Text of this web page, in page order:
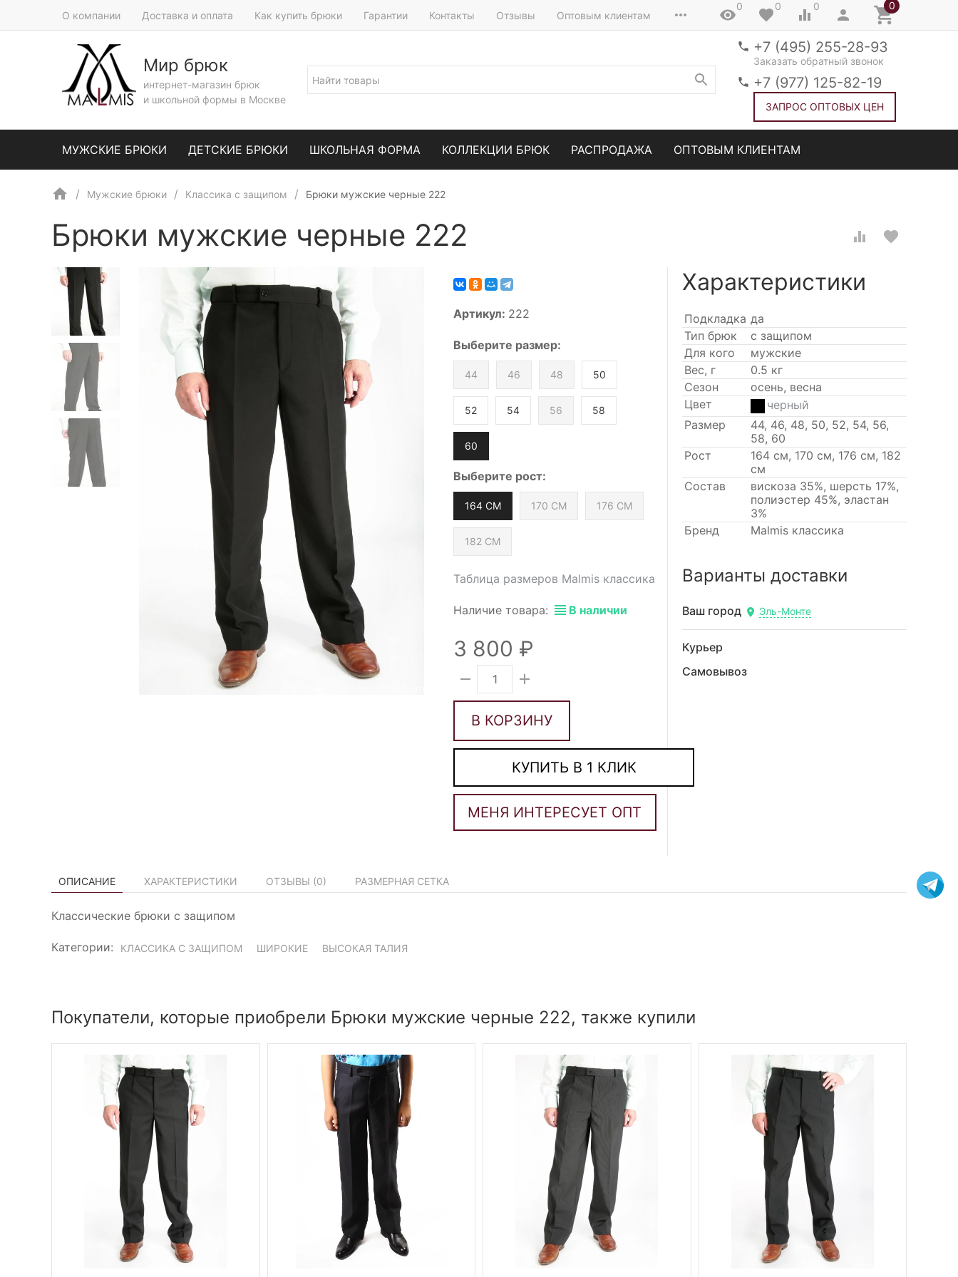
О компании Доставка и оплата Как купить брюки Гарантии Контакты Отзывы Оптовым клиентам
0 0 0 0
Мир брюк
интернет-магазин брюк
и школьной формы в Москве
+7 (495) 255-28-93
Заказать обратный звонок
+7 (977) 125-82-19
ЗАПРОС ОПТОВЫХ ЦЕН
МУЖСКИЕ БРЮКИ ДЕТСКИЕ БРЮКИ ШКОЛЬНАЯ ФОРМА КОЛЛЕКЦИИ БРЮК РАСПРОДАЖА ОПТОВЫМ КЛИЕНТАМ
Мужские брюки Классика с защипом Брюки мужские черные 222
Брюки мужские черные 222
Артикул: 222
Выберите размер:
44 46 48 50
52 54 56 58
60
Выберите рост:
164 СМ 170 СМ 176 СМ
182 СМ
Таблица размеров Malmis классика
Наличие товара: В наличии
3 800
В КОРЗИНУ
КУПИТЬ В 1 КЛИК
Характеристики
Подкладка да
Тип брюк
с защипом
Для кого
мужские
Вес, г
0.5 кг
Сезон
осень, весна
Цвет
черный
Размер
44, 46, 48, 50, 52, 54, 56,
58, 60
Рост
164 см, 170 см, 176 см, 182
см
Состав
вискоза 35%, шерсть 17%,
полиэстер 45%, эластан
3%
Бренд
Malmis классика
Варианты доставки
Ваш город Эль-Монте
Курьер
Самовывоз
ОПИСАНИЕ ХАРАКТЕРИСТИКИ ОТЗЫВЫ (0) РАЗМЕРНАЯ СЕТКА
Классические брюки с защипом
Категории: КЛАССИКА С ЗАЩИПОМ ШИРОКИЕ ВЫСОКАЯ ТАЛИЯ
Покупатели, которые приобрели Брюки мужские черные 222, также купили